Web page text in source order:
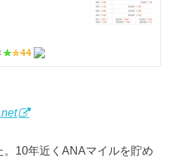
10年近くANAマイルを貯め